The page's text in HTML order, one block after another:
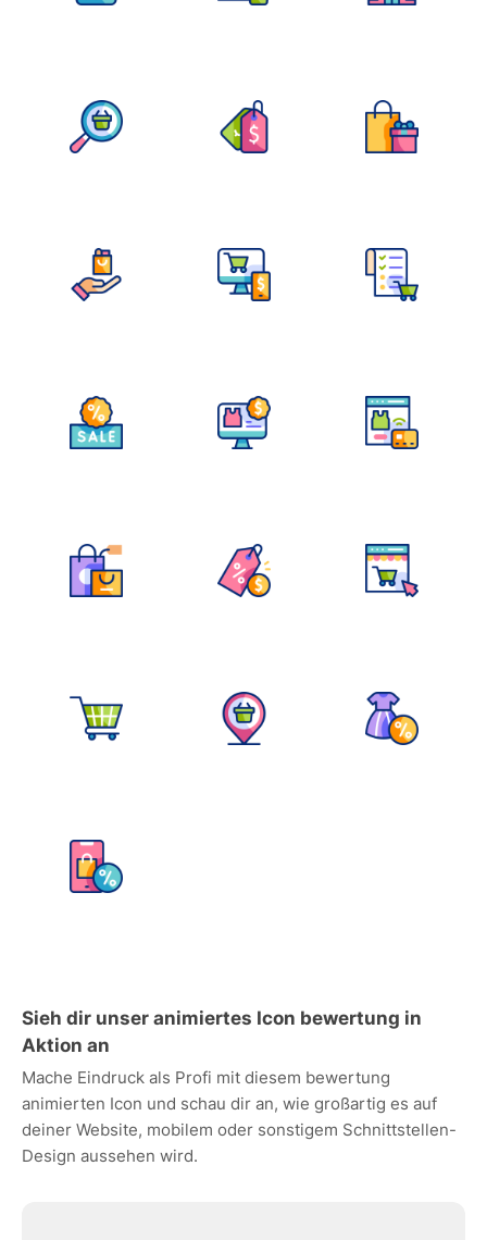
Sieh dir unser animiertes Icon bewertung in
Aktion an
Mache Eindruck als Profi mit diesem bewertung
animierten Icon und schau dir an, wie großartig es auf
deiner Website, mobilem oder sonstigem Schnittstellen-
Design aussehen wird.